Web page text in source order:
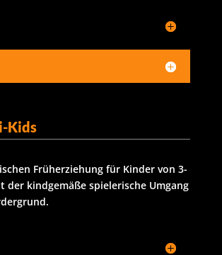
Kids
Früherziehung für Kinder von 3-
der kindgemäße spielerische Umgang